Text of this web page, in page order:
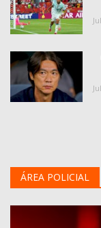
ÁREA POLICIAL